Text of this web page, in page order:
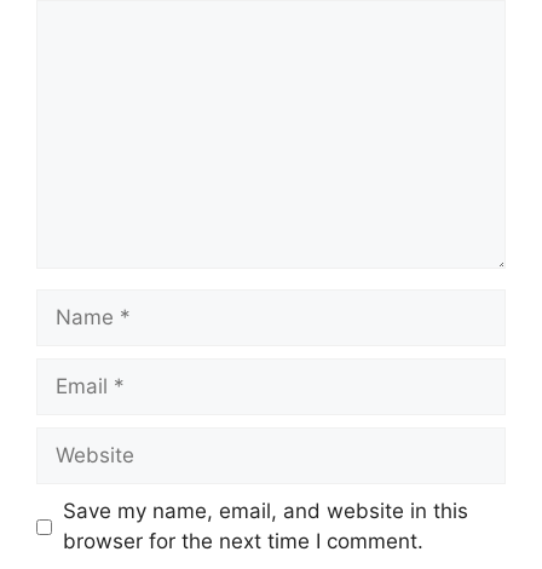
Name
Email
Website
Save my name, email, and website in this
browser for the next time I comment.